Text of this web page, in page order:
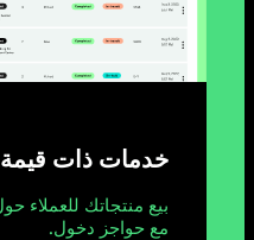
خدمات ذات
بيع منتجاتك للعملاء
مع حواجز دخول.